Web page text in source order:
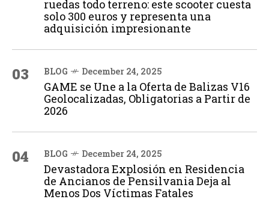
ruedas todo terreno: este scooter cuesta
solo 300 euros y representa una
adquisición impresionante
03 BLOG December 24, 2025
GAME se Une a la Oferta de Balizas V16
Geolocalizadas, Obligatorias a Partir de
2026
04 BLOG December 24, 2025
Devastadora Explosión en Residencia
de Ancianos de Pensilvania Deja al
Menos Dos Víctimas Fatales